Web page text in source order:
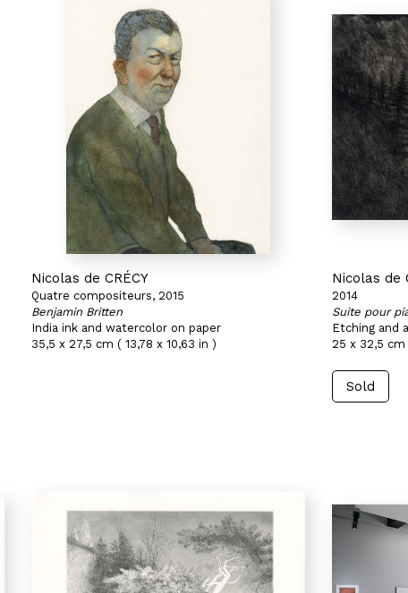
Nicolas de CRÉCY
Quatre compositeurs, 2015
Benjamin Britten
India ink and watercolor on paper
35,5 x 27,5 cm ( 13,78 x 10,63 in )
Nicolas de
2014
Suite pour
Etching and
25 x 32,5 cm
Sold